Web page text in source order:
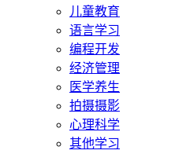
儿童教育
语言学习
编程开发
经济管理
医学养生
拍摄摄影
心理科学
其他学习